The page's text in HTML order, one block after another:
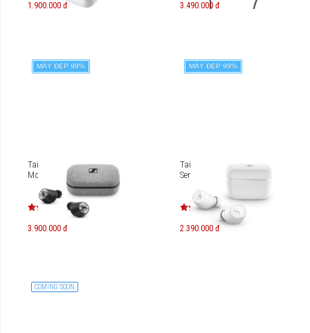
1.900.000 đ 3.490.000 đ
MÁY ĐẸP 99%
Tai nghe Sennheiser
Momentum True Wireless
3.900.000 đ
MÁY ĐẸP 99%
Tai nghe True Wireless
Sennheiser CX 400BT
2.390.000 đ
COMING SOON